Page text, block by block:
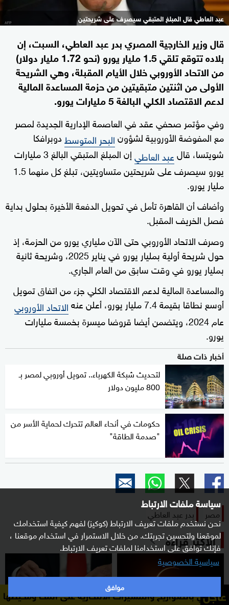
سياسة ملفات الارتباط
نحن نستخدم ملفات تعريف الارتباط (كوكيز) لفهم كيفية استخدامك
لموقعنا ولتحسين تجربتك. من خلال الاستمرار في استخدام موقعنا ،
فإنك توافق على استخدامنا لملفات تعريف الارتباط.
سياسية الخصوصية
موافق
عبد العاطي قال المبلغ المتبقي سيصرف على شريحتين
قال وزير الخارجية المصري بدر عبد العاطي، السبت، إن
بلاده تتوقع تلقي 1.5 مليار يورو (نحو 1.72 مليار دولار)
من الاتحاد الأوروبي خلال الأيام المقبلة، وهي الشريحة
الأولى من اثنتين متبقيتين من حزمة المساعدة المالية
لدعم الاقتصاد الكلي ‌البالغة 5 مليارات يورو.
وفي مؤتمر صحفي عقد في العاصمة ‌الإدارية الجديدة ‌لمصر
مع المفوضة الأوروبية لشؤونالبحر المتوسطدوبرافكا
شويتسا، قالعبد العاطي
إن المبلغ المتبقي البالغ 3 مليارات
يورو ‌سيصرف على شريحتين متساويتين، تبلغ ‌كل ⁠منهما 1.5
مليار يورو.
وأضاف أن القاهرة تأمل في تحويل الدفعة الأخيرة بحلول بداية
فصل الخريف المقبل.
وصرف الاتحاد ⁠الأوروبي ‌حتى الآن ملياري يورو من الحزمة، ⁠إذ
حول شريحة أولية بمليار يورو في ⁠يناير 2025، وشريحة ثانية
بمليار يورو في وقت ⁠سابق من العام الجاري.
والمساعدة المالية لدعم الاقتصاد الكلي جزء من اتفاق تمويل
أوسع نطاقا بقيمة 7.4 مليار يورو، أعلن عنه
الاتحاد الأوروبي
عام 2024، ويتضمن أيضا قروضا ميسرة بخمسة مليارات
يورو.
أخبار ذات صلة
لتحديث شبكة الكهرباء.. تمويل أوروبي لمصر بـ
800 مليون دولار
حكومات في أنحاء العالم تتحرك لحماية الأسر من
"صدمة الطاقة"
مصر بدر عبد العاطي
الأكثر قراءة
عاجل
والمسيرات الانتحارية على المخا ومحيطها مصادر يمنية